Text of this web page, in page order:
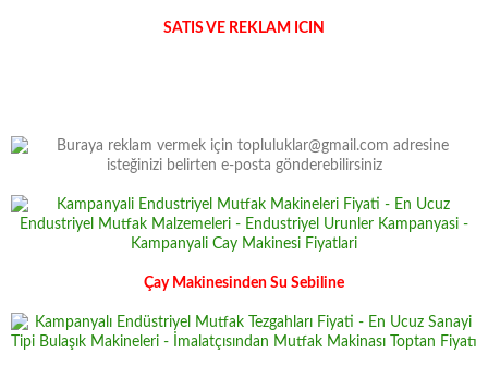
SATIS VE REKLAM ICIN
Çay Makinesinden Su Sebiline